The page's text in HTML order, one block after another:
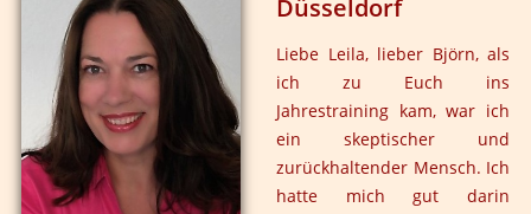
Welle geritten wird. Ganz simpel: Ich möchte von eurem
Wissen profitieren. Deshalb freue ich mich darauf wie
auf eine Weiterbildung über die Spezies Mensch. Ich
glaube, der Begriff Lernen hat für mich noch nie so viel
Tiefe gehabt. DANKE.
Düsseldorf
Liebe Leila, lieber Björn, als
ich zu Euch ins
Jahrestraining kam, war ich
ein skeptischer und
zurückhaltender Mensch. Ich
hatte mich gut darin